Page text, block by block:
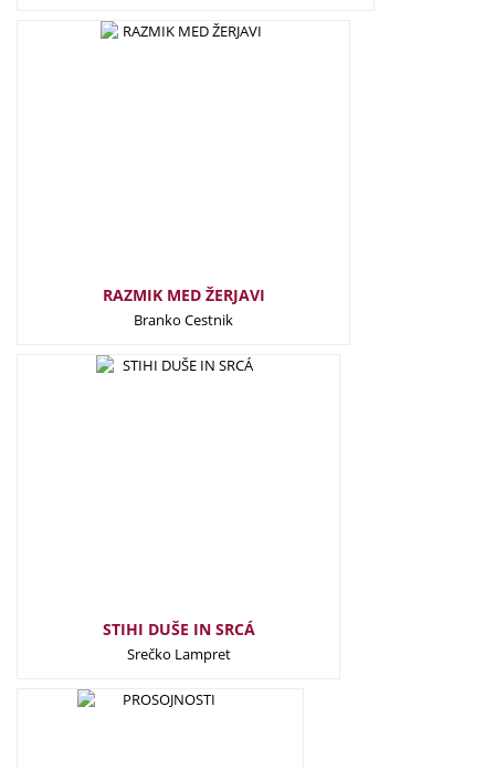
RAZMIK MED ŽERJAVI
Branko Cestnik
STIHI DUŠE IN SRCÁ
Srečko Lampret